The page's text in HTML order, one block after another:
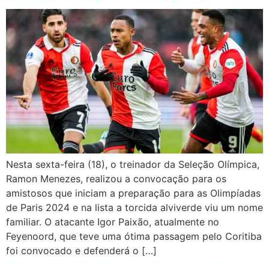
Nesta sexta-feira (18), o treinador da Seleção Olímpica,
Ramon Menezes, realizou a convocação para os
amistosos que iniciam a preparação para as Olimpíadas
de Paris 2024 e na lista a torcida alviverde viu um nome
familiar. O atacante Igor Paixão, atualmente no
Feyenoord, que teve uma ótima passagem pelo Coritiba
foi convocado e defenderá o […]